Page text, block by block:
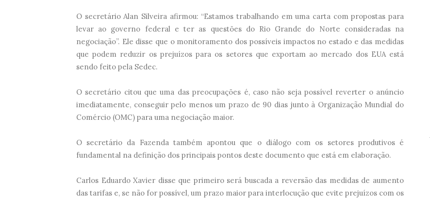
O secretário Alan Silveira afirmou: “Estamos trabalhando em uma carta com propostas para
levar ao governo federal e ter as questões do Rio Grande do Norte consideradas na
negociação”. Ele disse que o monitoramento dos possíveis impactos no estado e das medidas
que podem reduzir os prejuízos para os setores que exportam ao mercado dos EUA está
sendo feito pela Sedec.
O secretário citou que uma das preocupações é, caso não seja possível reverter o anúncio
imediatamente, conseguir pelo menos um prazo de 90 dias junto à Organização Mundial do
Comércio (OMC) para uma negociação maior.
O secretário da Fazenda também apontou que o diálogo com os setores produtivos é
fundamental na definição dos principais pontos deste documento que está em elaboração.
Carlos Eduardo Xavier disse que primeiro será buscada a reversão das medidas de aumento
das tarifas e, se não for possível, um prazo maior para interlocução que evite prejuízos com os